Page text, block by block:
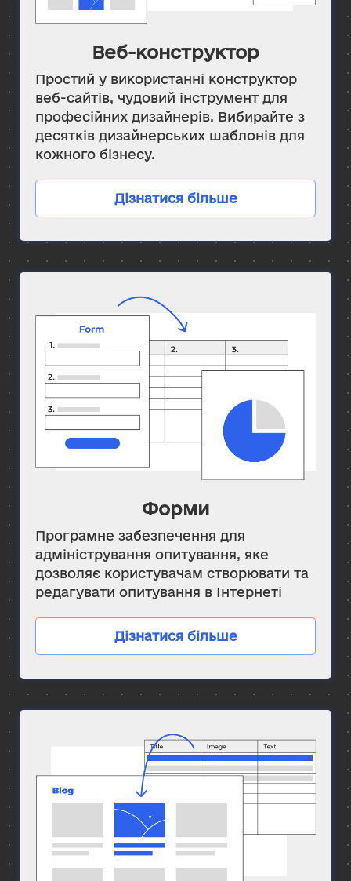
Веб-конструктор
Простий у використанні конструктор
веб-сайтів, чудовий інструмент для
професійних дизайнерів. Вибирайте з
десятків дизайнерських шаблонів для
кожного бізнесу.
Дізнатися більше
Форми
Програмне забезпечення для
адміністрування опитування, яке
дозволяє користувачам створювати та
редагувати опитування в Інтернеті
Дізнатися більше